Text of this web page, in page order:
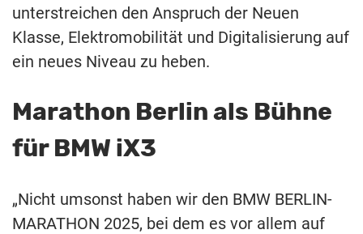
unterstreichen den Anspruch der Neuen
Klasse, Elektromobilität und Digitalisierung auf
ein neues Niveau zu heben.
Marathon Berlin als Bühne
für BMW iX3
„Nicht umsonst haben wir den BMW BERLIN-
MARATHON 2025, bei dem es vor allem auf